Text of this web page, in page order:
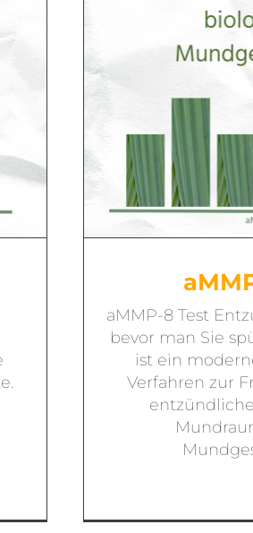
aMMP-8 Test
bevor man Sie
ist ein
Verfahren zur